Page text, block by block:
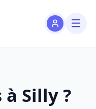
Silly ?